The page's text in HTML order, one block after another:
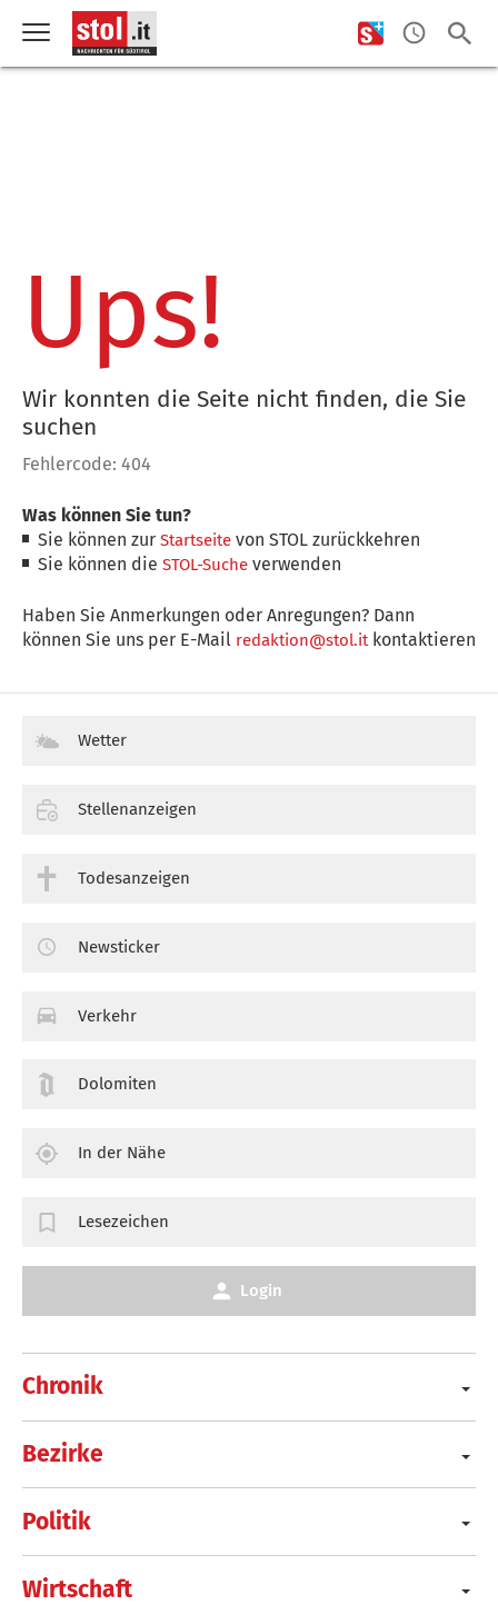
Ups!
Wir konnten die Seite nicht finden, die Sie
suchen
Fehlercode: 404
Was können Sie tun?
Sie können zurStartseite von STOL zurückkehren
Sie können dieSTOL-Suche verwenden
Haben Sie Anmerkungen oder Anregungen? Dann
können Sie uns per E-Mail redaktion@stol.itkontaktieren
Chronik
Bezirke
Politik
Wirtschaft
Wetter
Stellenanzeigen
Todesanzeigen
Newsticker
Verkehr
Dolomiten
In der Nähe
Lesezeichen
Login